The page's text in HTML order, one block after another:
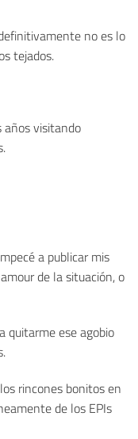
no es lo
tejados.
años visitando
a publicar mis
de la situación, o
quitarme ese agobio
rincones bonitos en
de los EPIs